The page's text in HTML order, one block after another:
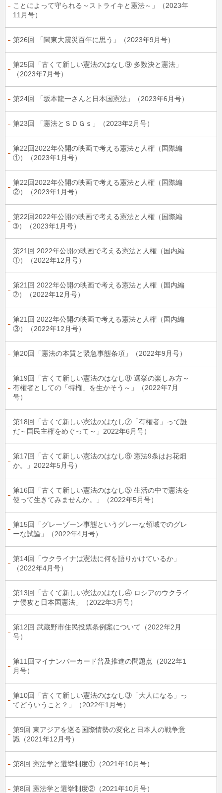
ことによって守られる～ストライキと憲法～」（2023年
11月号）
第26回 「関東大震災百年に思う」（2023年9月号）
第25回「古くて新しい憲法のはなし⑨ 多数決と憲法」
（2023年7月号）
第24回 「坂本龍一さんと日本国憲法」（2023年6月号）
第23回 「憲法とＳＤＧｓ」（2023年2月号）
第22回2022年公開の映画で考える憲法と人権（国際編
①）（2023年1月号）
第22回2022年公開の映画で考える憲法と人権（国際編
②）（2023年1月号）
第22回2022年公開の映画で考える憲法と人権（国際編
➂）（2023年1月号）
第21回 2022年公開の映画で考える憲法と人権（国内編
①）（2022年12月号）
第21回 2022年公開の映画で考える憲法と人権（国内編
➁）（2022年12月号）
第21回 2022年公開の映画で考える憲法と人権（国内編
③）（2022年12月号）
第20回「憲法の本質と緊急事態条項」（2022年9月号）
第19回「古くて新しい憲法のはなし⑧ 選挙の楽しみ方～
有権者としての「特権」を生かそう～」（2022年7月
号）
第18回「古くて新しい憲法のはなし⑦「有権者」って誰
だ～国民主権をめぐって～」2022年6月号）
第17回「古くて新しい憲法のはなし⑥ 憲法9条はお花畑
か。」2022年5月号）
第16回「古くて新しい憲法のはなし⑤ 生活の中で憲法を
使って生きてみませんか。」（2022年5月号）
第15回「グレーゾーン事態というグレーな領域でのグレ
ーな試論」（2022年4月号）
第14回「ウクライナは憲法に何を語りかけているか」
（2022年4月号）
第13回「古くて新しい憲法のはなし④ ロシアのウクライ
ナ侵攻と日本国憲法」（2022年3月号）
第12回 武蔵野市住民投票条例案について（2022年2月
号）
第11回マイナンバーカード普及推進の問題点（2022年1
月号）
第10回「古くて新しい憲法のはなし③「大人になる」っ
てどういうこと？」（2022年1月号）
第9回 東アジアを巡る国際情勢の変化と日本人の戦争意
識（2021年12月号）
第8回 憲法学と選挙制度①（2021年10月号）
第8回 憲法学と選挙制度②（2021年10月号）